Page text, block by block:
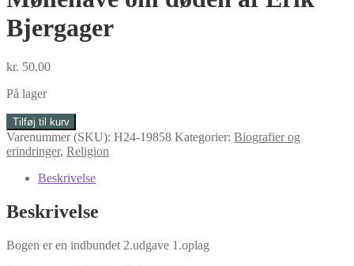
Bjergager
kr. 50.00
På lager
Det
ender
godt
Johannes
om
døden
Erik
Tilføj til kurv
Varenummer (SKU): H24-19858 Kategorier: Biografier og
erindringer, Religion
Beskrivelse
Beskrivelse
Bogen er en indbundet 2.udgave 1.oplag